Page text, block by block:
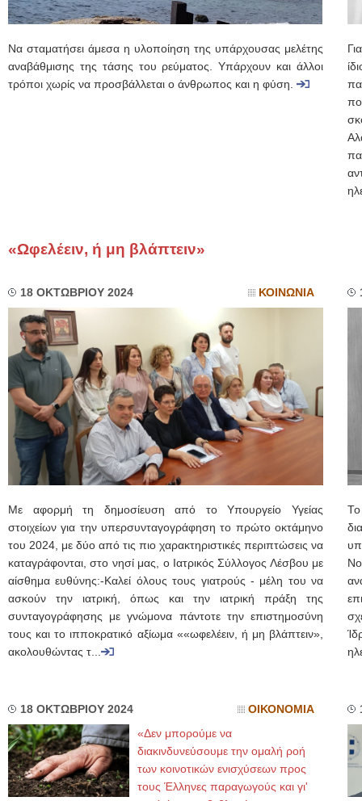
Να σταματήσει άμεσα η υλοποίηση της υπάρχουσας μελέτης
αναβάθμισης της τάσης του ρεύματος. Υπάρχουν και άλλοι
τρόποι χωρίς να προσβάλλεται ο άνθρωπος και η φύση.
«Ωφελέειν, ή μη βλάπτειν»
18 ΟΚΤΩΒΡΙΟΥ 2024 ΚΟΙΝΩΝΙΑ
Με αφορμή τη δημοσίευση από το Υπουργείο Υγείας
στοιχείων για την υπερσυνταγογράφηση το πρώτο οκτάμηνο
του 2024, με δύο από τις πιο χαρακτηριστικές περιπτώσεις να
καταγράφονται, στο νησί μας, ο Ιατρικός Σύλλογος Λέσβου με
αίσθημα ευθύνης:-Καλεί όλους τους γιατρούς - μέλη του να
ασκούν την ιατρική, όπως και την ιατρική πράξη της
συνταγογράφησης με γνώμονα πάντοτε την επιστημοσύνη
τους και το ιπποκρατικό αξίωμα ««ωφελέειν, ή μη βλάπτειν»,
ακολουθώντας τ...
Το
18 ΟΚΤΩΒΡΙΟΥ 2024 ΟΙΚΟΝΟΜΙΑ
«Δεν μπορούμε να
διακινδυνεύσουμε την ομαλή ροή
των κοινοτικών ενισχύσεων προς
τους Έλληνες παραγωγούς και γι'